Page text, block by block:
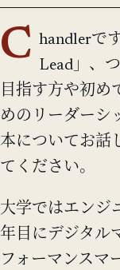
C handlerで
Lead」、
目指す方や初め
めのリーダーシ
本についてお話
てください。
大学ではエンジ
年目にデジタル
フォーマンスマ